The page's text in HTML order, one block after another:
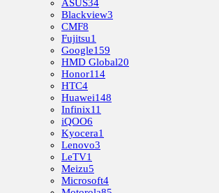
ASUS34
Blackview3
CMF8
Fujitsu1
Google159
HMD Global20
Honor114
HTC4
Huawei148
Infinix11
iQOO6
Kyocera1
Lenovo3
LeTV1
Meizu5
Microsoft4